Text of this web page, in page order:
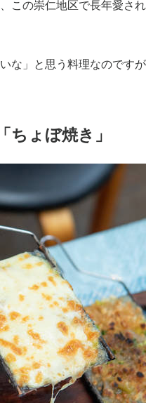
この崇仁地区で長年愛さ
な」と思う料理なのです
ょぼ焼き」